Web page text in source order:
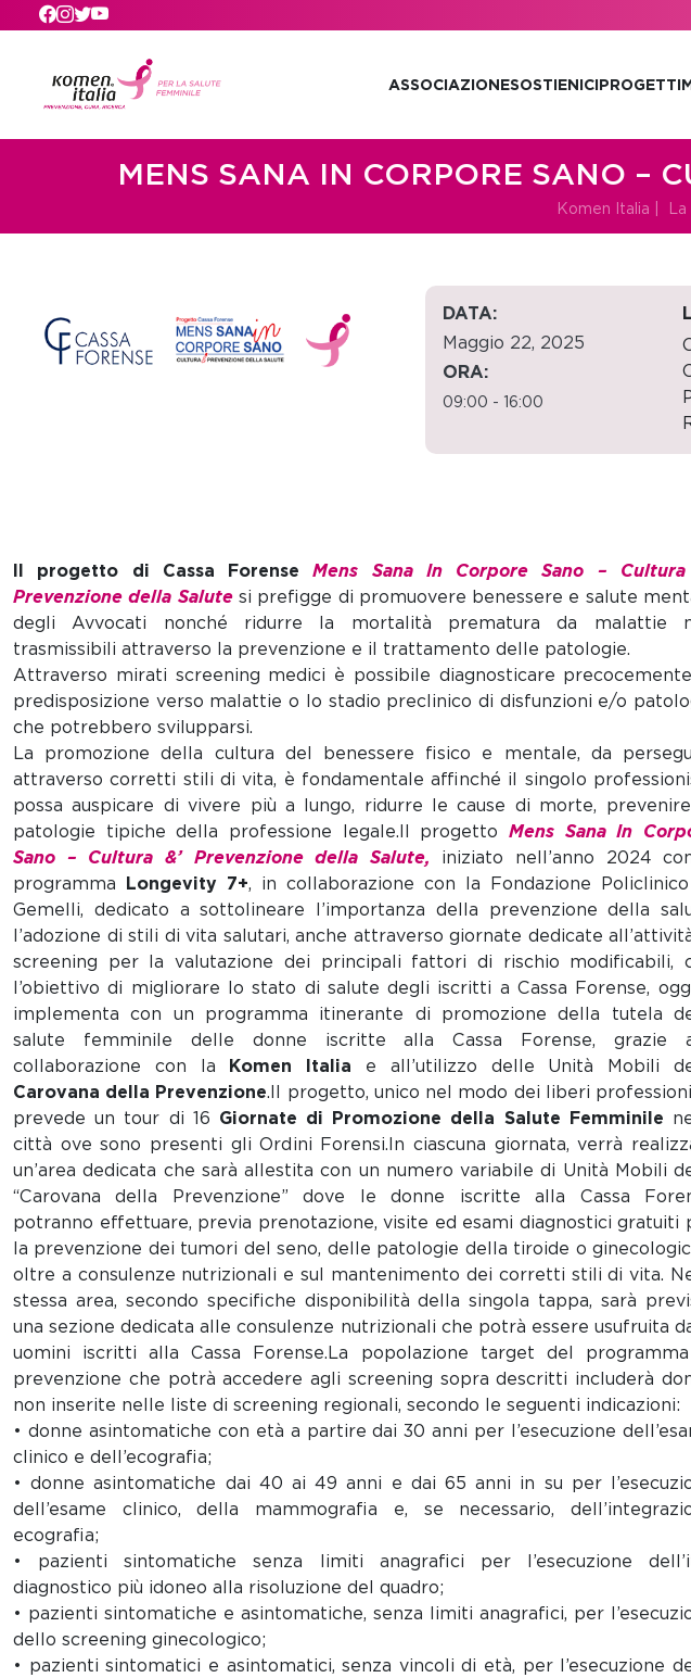
Skip to main content
ASSOCIAZIONESOSTIENICIPROGETTI
MENS SANA IN CORPORE SANO –
Komen Italia
DATA:
Maggio 22, 2025
ORA:
09:00 - 16:00
Il progetto di Cassa ForenseMens Sana In Corpore Sano – Cultura
Prevenzione della Salutesi prefigge di promuovere benessere e salute
degli Avvocati nonché ridurre la mortalità prematura da malattie
trasmissibili attraverso la prevenzione e il trattamento delle patologie.
Attraverso mirati screening medici è possibile diagnosticare
predisposizione verso malattie o lo stadio preclinico di disfunzioni e/o
che potrebbero svilupparsi.
La promozione della cultura del benessere fisico e mentale, da
attraverso corretti stili di vita, è fondamentale affinché il singolo
possa auspicare di vivere più a lungo, ridurre le cause di morte,
patologie tipiche della professione legale. Il progettoMens Sana In
Sano – Cultura &’ Prevenzione della Salute, iniziato nell’anno 2024
programma
Longevity 7+, in collaborazione con la Fondazione
Gemelli, dedicato a sottolineare l’importanza della prevenzione della
l’adozione di stili di vita salutari, anche attraverso giornate dedicate
screening per la valutazione dei principali fattori di rischio modificabili,
l’obiettivo di migliorare lo stato di salute degli iscritti a Cassa Forense,
implementa con un programma itinerante di promozione della tutela
salute femminile delle donne iscritte alla Cassa Forense, grazie
collaborazione con la
Komen Italia e all’utilizzo delle Unità Mobili
Carovana della Prevenzione.Il progetto, unico nel modo dei liberi
prevede un tour di 16 Giornate di Promozione della Salute Femminile
città ove sono presenti gli Ordini Forensi.In ciascuna giornata, verrà
un’area dedicata che sarà allestita con un numero variabile di Unità Mobili
“Carovana della Prevenzione” dove le donne iscritte alla Cassa
potranno effettuare, previa prenotazione, visite ed esami diagnostici gratuiti
la prevenzione dei tumori del seno, delle patologie della tiroide o
oltre a consulenze nutrizionali e sul mantenimento dei corretti stili di vita.
stessa area, secondo specifiche disponibilità della singola tappa, sarà
una sezione dedicata alle consulenze nutrizionali che potrà essere usufruita
uomini iscritti alla Cassa Forense.La popolazione target del
prevenzione che potrà accedere agli screening sopra descritti includerà
non inserite nelle liste di screening regionali, secondo le seguenti indicazioni:
• donne asintomatiche con età a partire dai 30 anni per l’esecuzione
clinico e dell’ecografia;
• donne asintomatiche dai 40 ai 49 anni e dai 65 anni in su per
dell’esame clinico, della mammografia e, se necessario,
ecografia;
• pazienti sintomatiche senza limiti anagrafici per l’esecuzione
diagnostico più idoneo alla risoluzione del quadro;
• pazienti sintomatiche e asintomatiche, senza limiti anagrafici, per
dello screening ginecologico;
• pazienti sintomatici e asintomatici, senza vincoli di età, per l’esecuzione